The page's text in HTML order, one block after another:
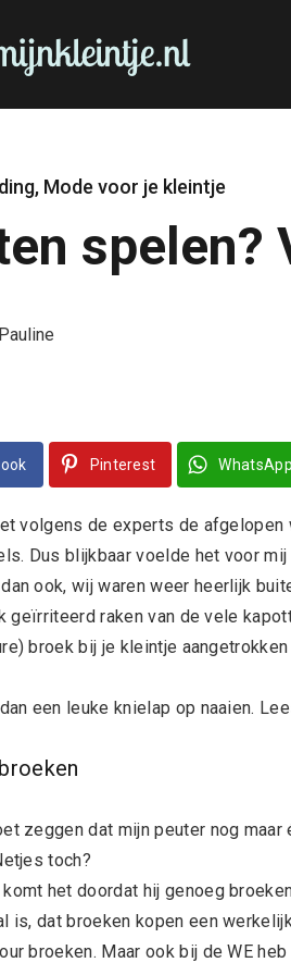
, Mode voor je kleintje
spelen?
Pauline
Pinterest WhatsApp
volgens de experts de
Dus blijkbaar voelde het voor
ook, wij waren weer heerlijk
geïrriteerd raken van de vele
broek bij je kleintje aangetrokken
een leuke knielap op naaien.
zeggen dat mijn peuter nog
toch?
het doordat hij genoeg
is, dat broeken kopen een
broeken. Maar ook bij de WE